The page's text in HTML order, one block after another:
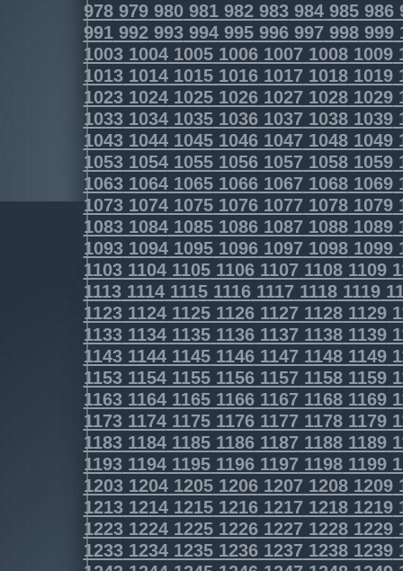
978979980981982983984985986
991992993994995996997998999
1003100410051006100710081009
1013101410151016101710181019
1023102410251026102710281029
1033103410351036103710381039
1043104410451046104710481049
1053105410551056105710581059
1063106410651066106710681069
1073107410751076107710781079
1083108410851086108710881089
1093109410951096109710981099
1103110411051106110711081109
1113111411151116111711181119
1123112411251126112711281129
1133113411351136113711381139
1143114411451146114711481149
1153115411551156115711581159
1163116411651166116711681169
1173117411751176117711781179
1183118411851186118711881189
1193119411951196119711981199
1203120412051206120712081209
1213121412151216121712181219
1223122412251226122712281229
1233123412351236123712381239